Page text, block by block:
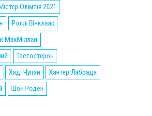
Олімпія 2021
Роллі Вінклаар
МакМіллан
Тестостерон
Хаді Чупан
Хантер Лабрада
Шон Роден